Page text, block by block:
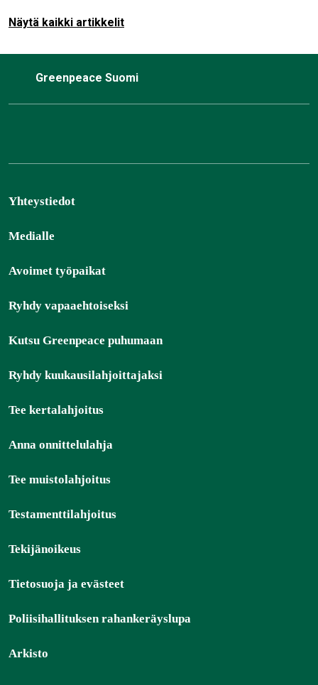
Näytä kaikki artikkelit
Greenpeace Suomi
Yhteystiedot
Medialle
Avoimet työpaikat
Ryhdy vapaaehtoiseksi
Kutsu Greenpeace puhumaan
Ryhdy kuukausilahjoittajaksi
Tee kertalahjoitus
Anna onnittelulahja
Tee muistolahjoitus
Testamenttilahjoitus
Tekijänoikeus
Tietosuoja ja evästeet
Poliisihallituksen rahankeräyslupa
Arkisto